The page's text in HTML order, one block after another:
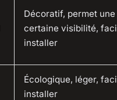
Décoratif, permet une
certaine visibilité,
installer
Écologique, léger,
installer